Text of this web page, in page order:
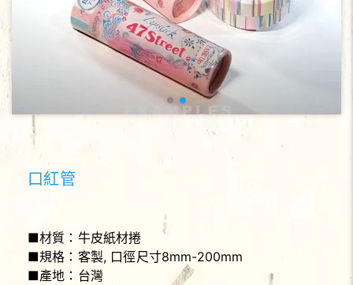
口紅管
■材質：牛皮紙材捲
■規格：客製, 口徑尺寸8mm-200mm
■產地：台灣